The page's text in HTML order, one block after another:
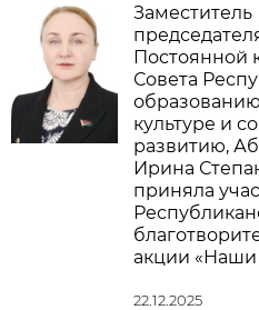
Заместитель
Постоянной
Совета
культуре и
развитию,
Ирина
приняла
акции «Наши
22.12.2025